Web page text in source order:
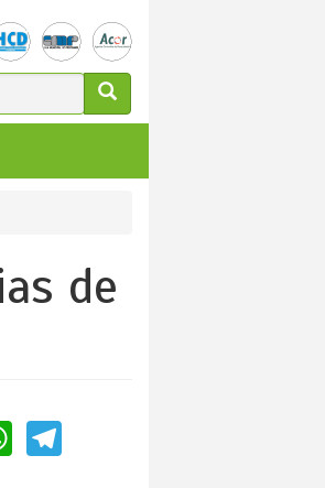
de
WhatsApp
Telegram